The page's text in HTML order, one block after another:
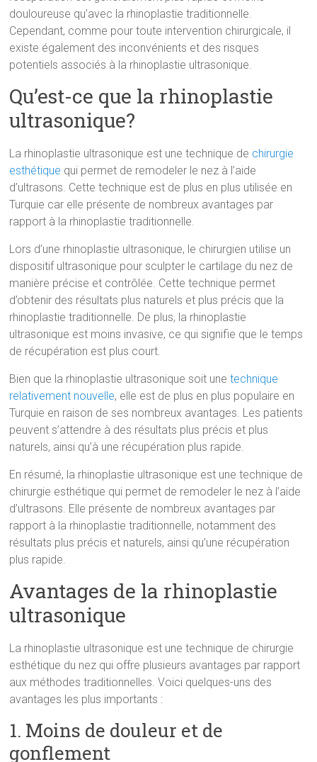
douloureuse qu’avec la rhinoplastie traditionnelle.
Cependant, comme pour toute intervention chirurgicale, il
existe également des inconvénients et des risques
potentiels associés à la rhinoplastie ultrasonique.
Qu’est-ce que la rhinoplastie
ultrasonique?
La rhinoplastie ultrasonique est une technique de chirurgie
esthétique qui permet de remodeler le nez à l’aide
d’ultrasons. Cette technique est de plus en plus utilisée en
Turquie car elle présente de nombreux avantages par
rapport à la rhinoplastie traditionnelle.
Lors d’une rhinoplastie ultrasonique, le chirurgien utilise un
dispositif ultrasonique pour sculpter le cartilage du nez de
manière précise et contrôlée. Cette technique permet
d’obtenir des résultats plus naturels et plus précis que la
rhinoplastie traditionnelle. De plus, la rhinoplastie
ultrasonique est moins invasive, ce qui signifie que le temps
de récupération est plus court.
Bien que la rhinoplastie ultrasonique soit unetechnique
relativement nouvelle, elle est de plus en plus populaire en
Turquie en raison de ses nombreux avantages. Les patients
peuvent s’attendre à des résultats plus précis et plus
naturels, ainsi qu’à une récupération plus rapide.
En résumé, la rhinoplastie ultrasonique est une technique de
chirurgie esthétique qui permet de remodeler le nez à l’aide
d’ultrasons. Elle présente de nombreux avantages par
rapport à la rhinoplastie traditionnelle, notamment des
résultats plus précis et naturels, ainsi qu’une récupération
plus rapide.
Avantages de la rhinoplastie
ultrasonique
La rhinoplastie ultrasonique est une technique de chirurgie
esthétique du nez qui offre plusieurs avantages par rapport
aux méthodes traditionnelles. Voici quelques-uns des
avantages les plus importants :
1. Moins de douleur et de
gonflement